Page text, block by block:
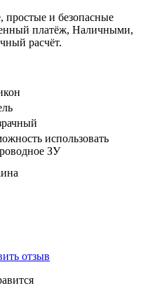
и безопасные
платёж, Наличными,
расчёт.
использовать
ЗУ
отзыв